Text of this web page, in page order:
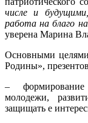
числе и
работа на благо
уверена Марина
Основными целями
Родины»,
– формирование
молодежи,
защищать е